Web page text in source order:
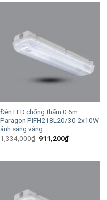
565,600₫.
Đèn LED chống thấm 0.6m
Paragon PIFH218L20/30 2x10W
ánh sáng vàng
1,334,000₫ Giá
911,200₫Giá
hiện